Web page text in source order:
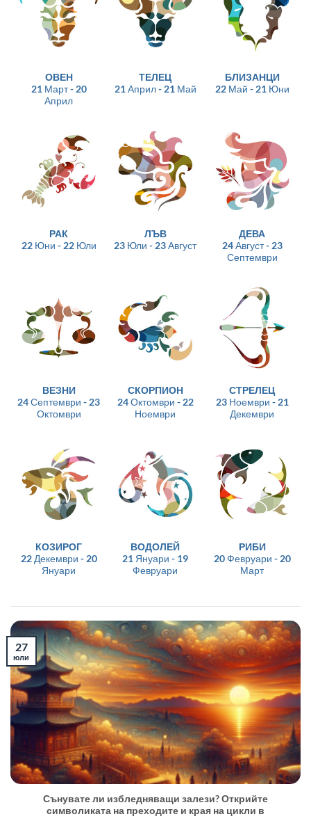
ОВЕН
21 Март - 20
Април
ТЕЛЕЦ
21 Април - 21 Май
БЛИЗАНЦИ
22 Май - 21 Юни
РАК
22 Юни - 22 Юли
ЛЪВ
23 Юли - 23 Август
ДЕВА
24 Август - 23
Септември
ВЕЗНИ
24 Септември - 23
Октомври
СКОРПИОН
24 Октомври - 22
Ноември
СТРЕЛЕЦ
23 Ноември - 21
Декември
КОЗИРОГ
22 Декември - 20
Януари
ВОДОЛЕЙ
21 Януари - 19
Февруари
РИБИ
20 Февруари - 20
Март
Сънувате ли избледняващи залези? Открийте
символиката на преходите и края на цикли в
27
юли